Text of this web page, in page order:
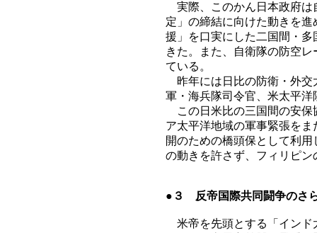
実際、このかん日本政府は
定」の締結に向けた動きを
援」を口実にした二国間・
きた。また、自衛隊の防空
ている。
昨年には日比の防衛・外交
軍・海兵隊司令官、米太平
この日米比の三国間の安保
ア太平洋地域の軍事緊張を
開のための橋頭保として利
の動きを許さず、フィリピ
●３ 反帝国際共同闘争のさ
米帝を先頭とする「インド